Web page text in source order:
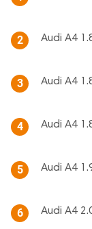
2 Audi A4
3 Audi A4
4 Audi A4
5 Audi A4
6 Audi A4